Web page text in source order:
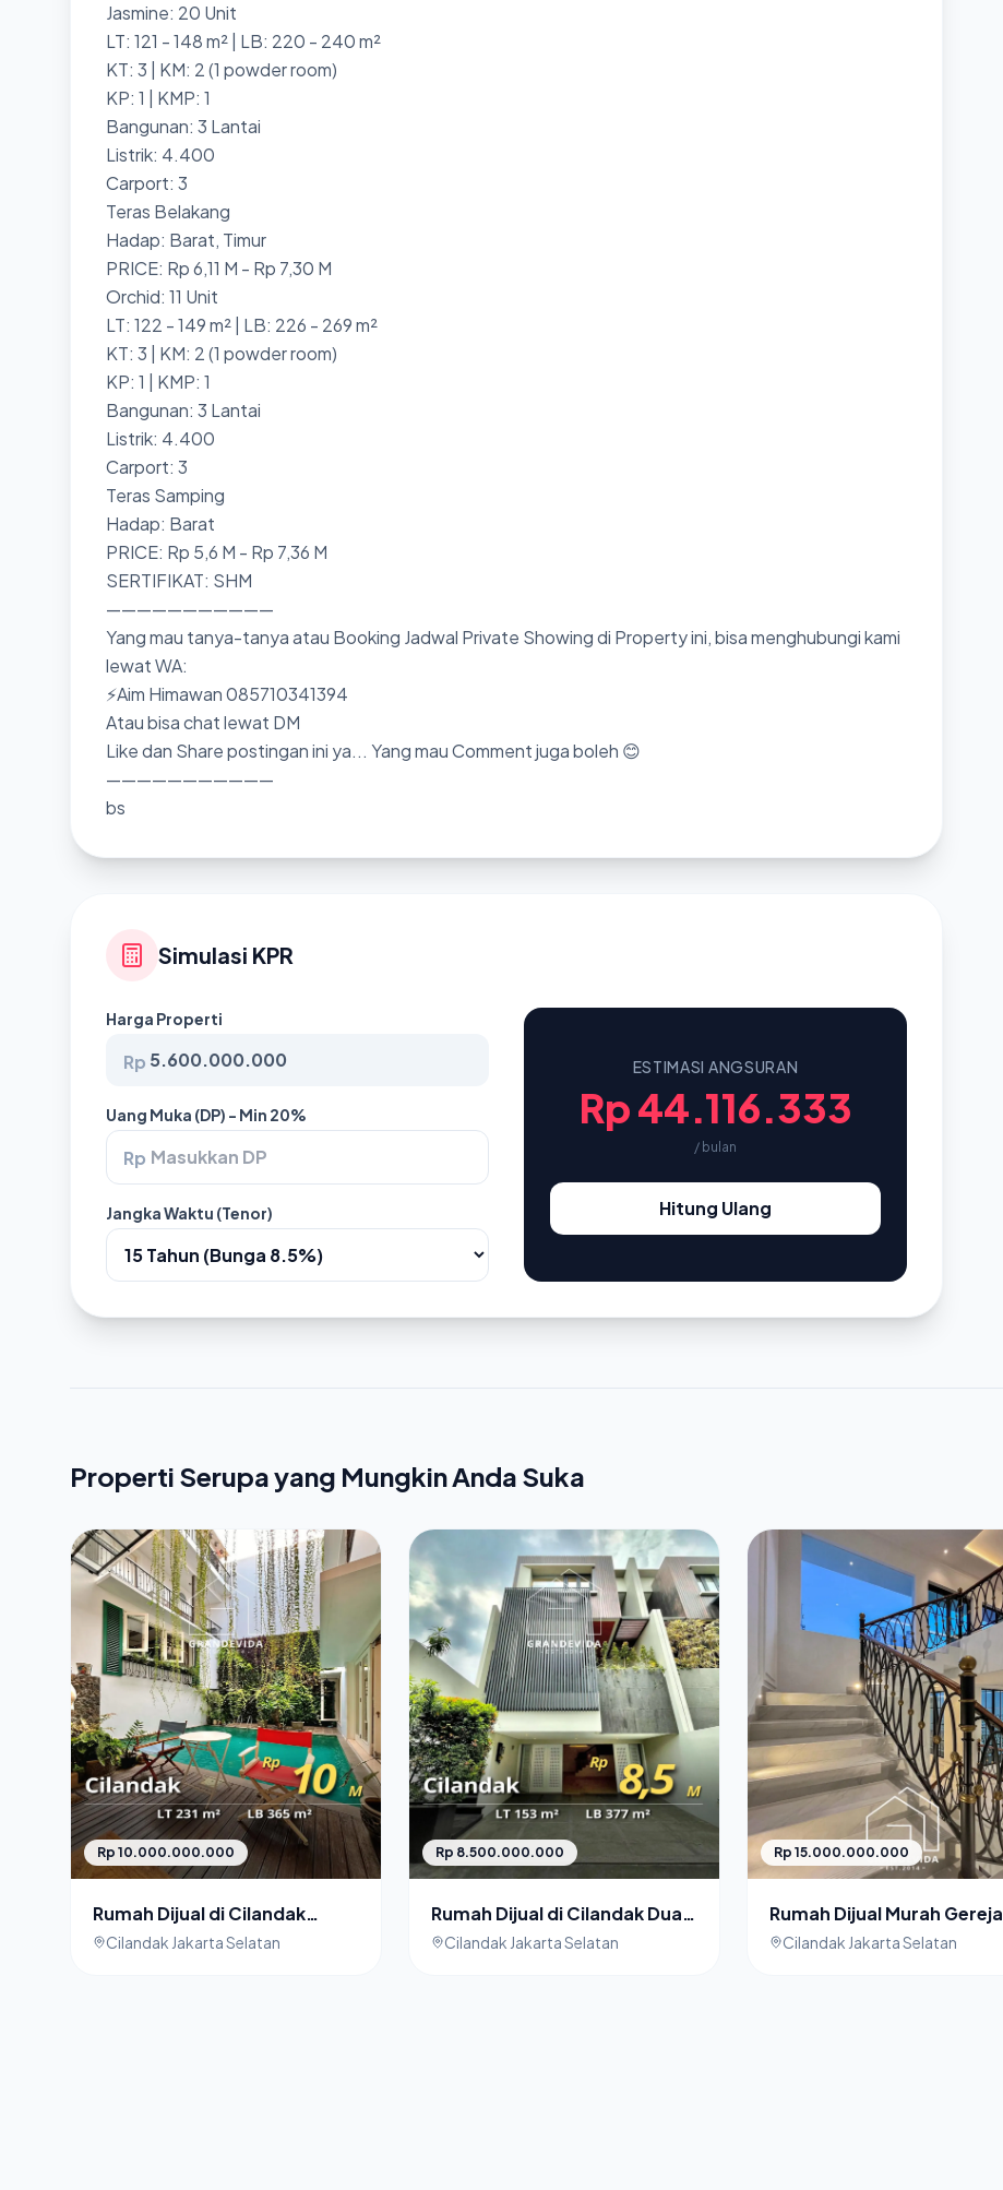
Jasmine: 20 Unit
LT: 121 - 148 m² | LB: 220 - 240 m²
KT: 3 | KM: 2 (1 powder room)
KP: 1 | KMP: 1
Bangunan: 3 Lantai
Listrik: 4.400
Carport: 3
Teras Belakang
Hadap: Barat, Timur
PRICE: Rp 6,11 M - Rp 7,30 M
Orchid: 11 Unit
LT: 122 - 149 m² | LB: 226 - 269 m²
KT: 3 | KM: 2 (1 powder room)
KP: 1 | KMP: 1
Bangunan: 3 Lantai
Listrik: 4.400
Carport: 3
Teras Samping
Hadap: Barat
PRICE: Rp 5,6 M - Rp 7,36 M
SERTIFIKAT: SHM
———————————
Yang mau tanya-tanya atau Booking Jadwal Private Showing di Property ini, bisa menghubungi kami
lewat WA:
⚡Aim Himawan 085710341394
Atau bisa chat lewat DM
Like dan Share postingan ini ya... Yang mau Comment juga boleh 😊
———————————
bs
Simulasi KPR
Harga Properti
Rp
Uang Muka (DP) - Min 20%
Rp
Jangka Waktu (Tenor)
ESTIMASI ANGSURAN
Rp 44.116.333
/ bulan
Hitung Ulang
Properti Serupa yang Mungkin Anda Suka
Rp 10.000.000.000
Rumah Dijual di Cilandak
Dalam Townhouse Fully
Cilandak Jakarta Selatan
Rp 8.500.000.000
Rumah Dijual di Cilandak Dua
Residence
Cilandak Jakarta Selatan
Rp 15.000.000.000
Rumah Dijual Murah Gereja
Cilandak Jakarta Selatan
Cilandak Jakarta Selatan